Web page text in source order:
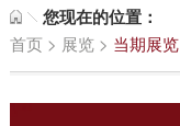
您现在的位置：
首页 > 展览> 当期展览